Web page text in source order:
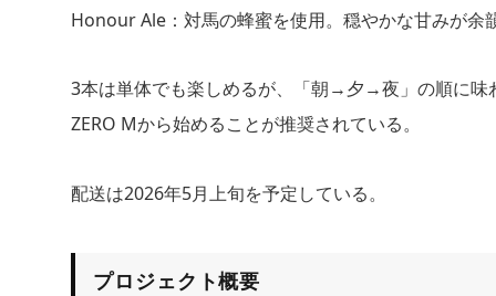
Honour Ale：対馬の蜂蜜を使用。穏やかな甘みが余
3本は単体でも楽しめるが、「朝→夕→夜」の順に味
ZERO Mから始めることが推奨されている。
配送は2026年5月上旬を予定している。
プロジェクト概要